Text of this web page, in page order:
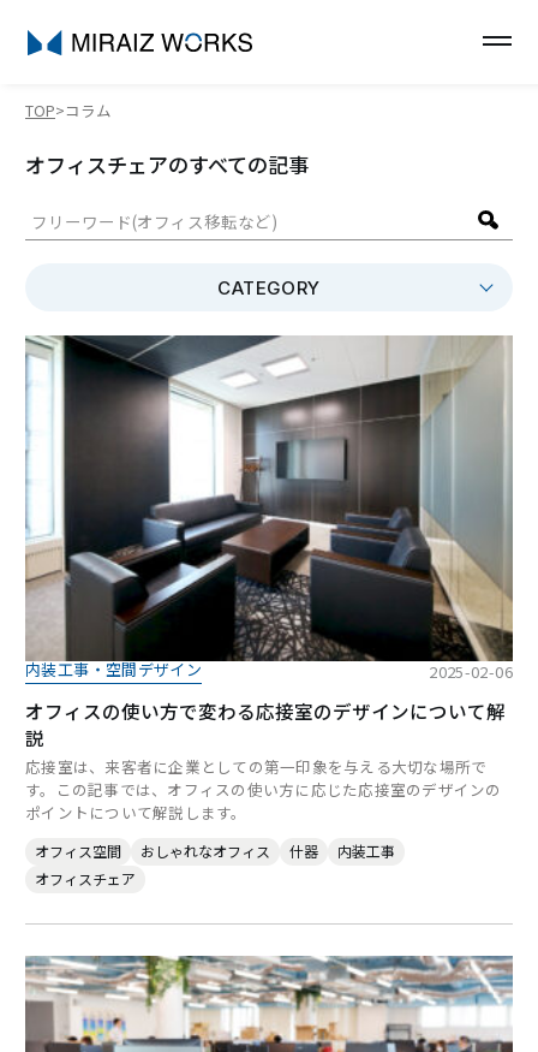
TOP コラム
オフィスチェアのすべての記事
CATEGORY
内装工事・空間デザイン 2025-02-06
オフィスの使い方で変わる応接室のデザインについて解
説
応接室は、来客者に企業としての第一印象を与える大切な場所で
す。この記事では、オフィスの使い方に応じた応接室のデザインの
ポイントについて解説します。
オフィス空間 おしゃれなオフィス 什器
内装工事
オフィスチェア